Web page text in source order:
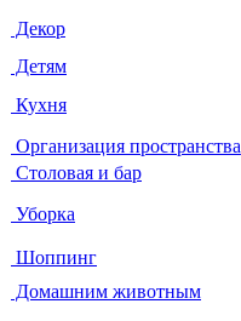
Декор
Детям
Кухня
Организация пространства
Столовая и бар
Уборка
Шоппинг
Домашним животным